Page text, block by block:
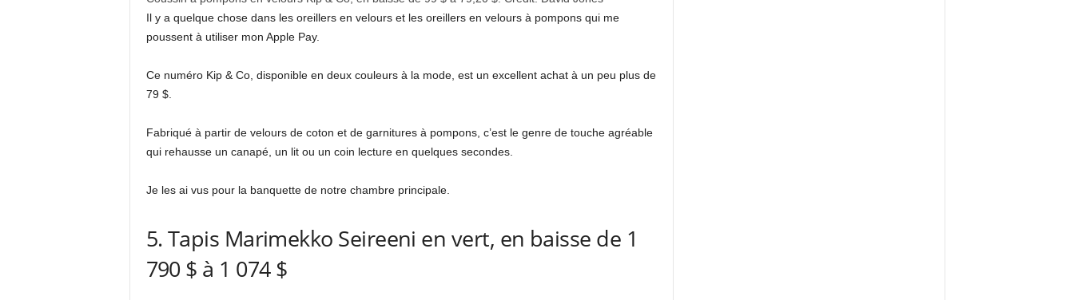
Il y a quelque chose dans les oreillers en velours et les oreillers en velours à pompons qui me
poussent à utiliser mon Apple Pay.
Ce numéro Kip & Co, disponible en deux couleurs à la mode, est un excellent achat à un peu plus de
79 $.
Fabriqué à partir de velours de coton et de garnitures à pompons, c’est le genre de touche agréable
qui rehausse un canapé, un lit ou un coin lecture en quelques secondes.
Je les ai vus pour la banquette de notre chambre principale.
5. Tapis Marimekko Seireeni en vert, en baisse de 1
790 $ à 1 074 $